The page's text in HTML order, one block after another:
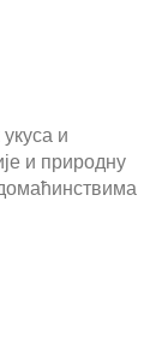
и
и природну